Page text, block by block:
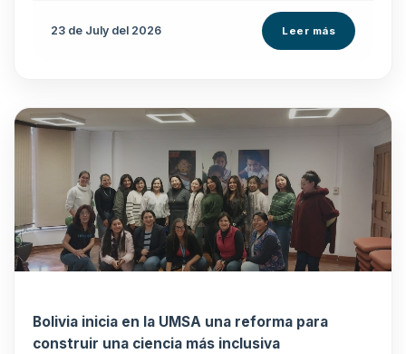
23 de July del 2026 Leer más
Bolivia inicia en la UMSA una reforma para
construir una ciencia más inclusiva